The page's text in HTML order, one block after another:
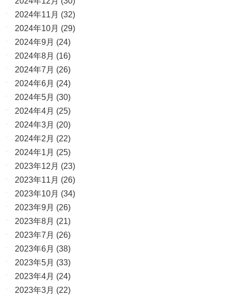
2024年11月 (32)
2024年10月 (29)
2024年9月 (24)
2024年8月 (16)
2024年7月 (26)
2024年6月 (24)
2024年5月 (30)
2024年4月 (25)
2024年3月 (20)
2024年2月 (22)
2024年1月 (25)
2023年12月 (23)
2023年11月 (26)
2023年10月 (34)
2023年9月 (26)
2023年8月 (21)
2023年7月 (26)
2023年6月 (38)
2023年5月 (33)
2023年4月 (24)
2023年3月 (22)